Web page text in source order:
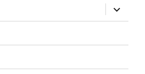
Zobrazit
položky